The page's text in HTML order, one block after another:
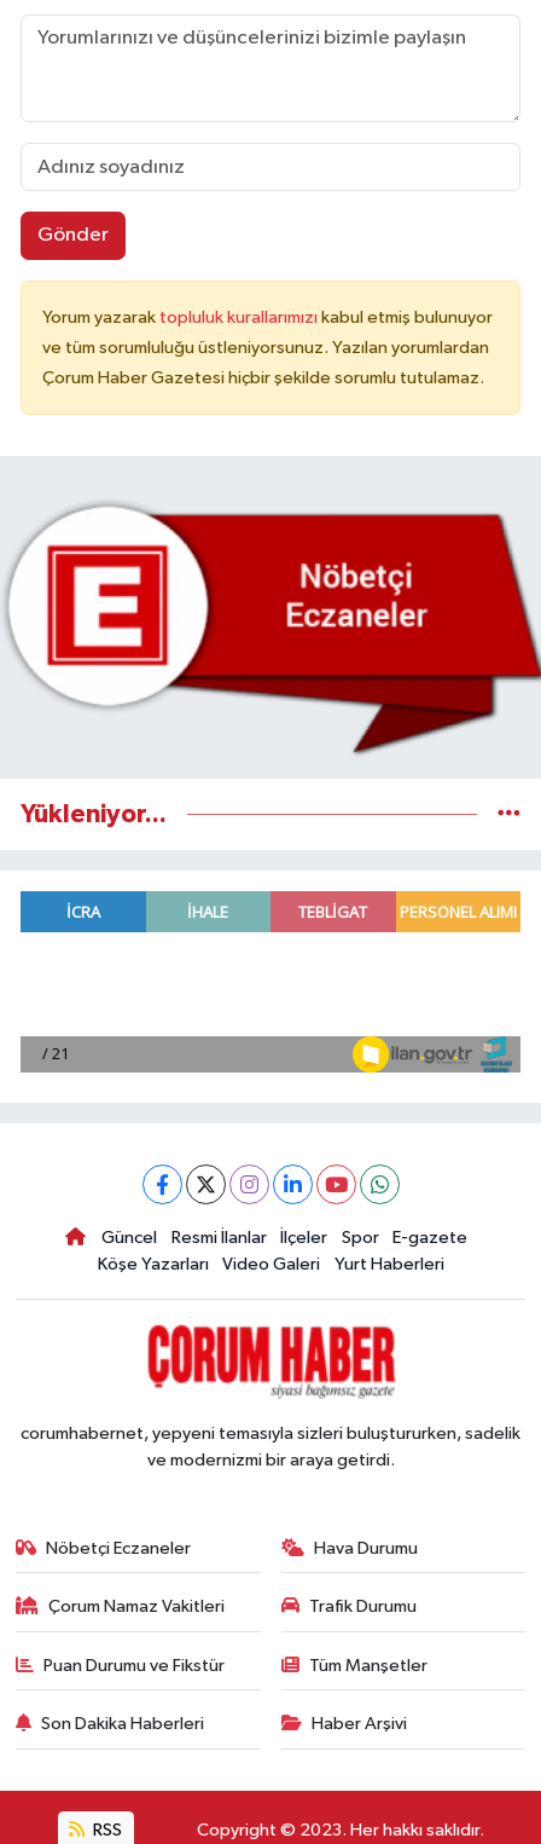
Gönder
Yorum yazarak topluluk kurallarımızı kabul etmiş bulunuyor
ve tüm sorumluluğu üstleniyorsunuz. Yazılan yorumlardan
Çorum Haber Gazetesi hiçbir şekilde sorumlu tutulamaz.
Yükleniyor...
Güncel Resmi İlanlar İlçeler Spor
E-gazete
Köşe Yazarları
Video Galeri Yurt Haberleri
corumhabernet, yepyeni temasıyla sizleri buluştururken, sadelik
ve modernizmi bir araya getirdi.
Nöbetçi Eczaneler Hava Durumu
Çorum Namaz Vakitleri Trafik Durumu
Puan Durumu ve Fikstür Tüm Manşetler
Son Dakika Haberleri Haber Arşivi
RSS Copyright © 2023. Her hakkı saklıdır.